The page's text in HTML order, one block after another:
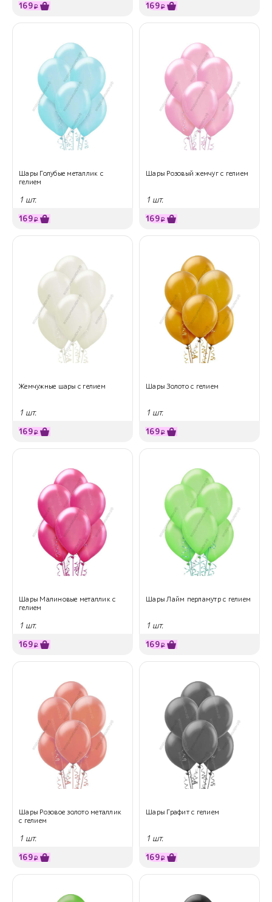
169₽ 169₽
Шары Голубые металлик с
гелием
1 шт.
169₽
Шары Розовый жемчуг с гелием
1 шт.
169₽
Жемчужные шары с гелием
1 шт.
169₽
Шары Золото с гелием
1 шт.
169₽
Шары Малиновые металлик с
гелием
1 шт.
169₽
Шары Лайм перламутр с гелием
1 шт.
169₽
Шары Розовое золото металлик
с гелием
1 шт.
169₽
Шары Графит с гелием
1 шт.
169₽